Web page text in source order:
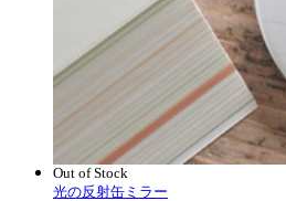
Out of Stock
光の反射缶ミラー